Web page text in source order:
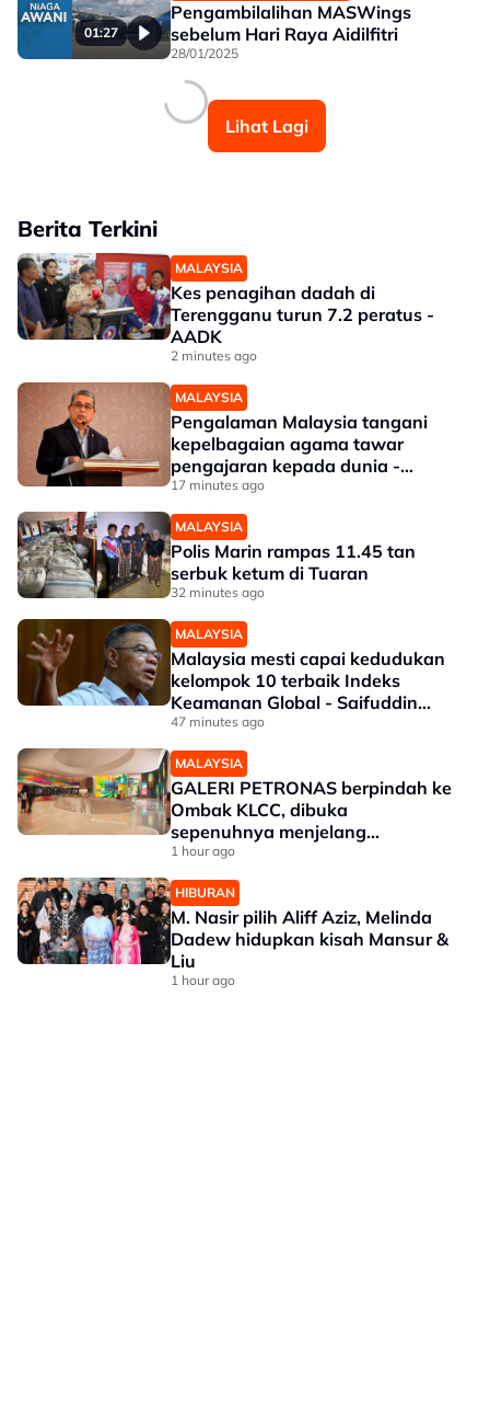
01:27
Pengambilalihan MASWings
sebelum Hari Raya Aidilfitri
28/01/2025
Lihat Lagi
Berita Terkini
MALAYSIA
Kes penagihan dadah di
Terengganu turun 7.2 peratus -
AADK
2 minutes ago
MALAYSIA
Pengalaman Malaysia tangani
kepelbagaian agama tawar
pengajaran kepada dunia -
Aaron
17 minutes ago
MALAYSIA
Polis Marin rampas 11.45 tan
serbuk ketum di Tuaran
32 minutes ago
MALAYSIA
Malaysia mesti capai kedudukan
kelompok 10 terbaik Indeks
Keamanan Global - Saifuddin
Nasution
47 minutes ago
MALAYSIA
GALERI PETRONAS berpindah ke
Ombak KLCC, dibuka
sepenuhnya menjelang
penghujung 2027
1 hour ago
HIBURAN
M. Nasir pilih Aliff Aziz, Melinda
Dadew hidupkan kisah Mansur &
Liu
1 hour ago